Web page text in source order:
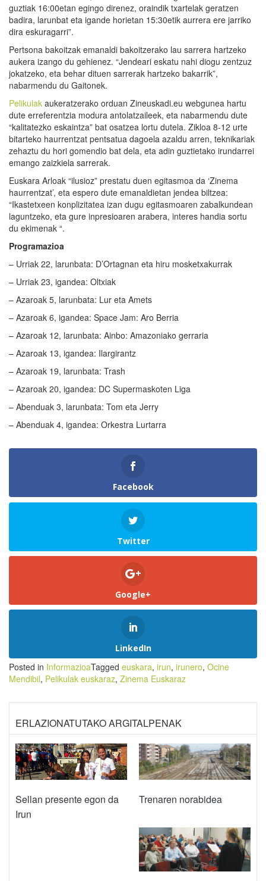
guztiak 16:00etan egingo direnez, oraindik txartelak geratzen
badira, larunbat eta igande horietan 15:30etik aurrera ere jarriko
dira eskuragarri”.
Pertsona bakoitzak emanaldi bakoitzerako lau sarrera hartzeko
aukera izango du gehienez. “Jendeari eskatu nahi diogu zentzuz
jokatzeko, eta behar dituen sarrerak hartzeko bakarrik”,
nabarmendu du Gaitonek.
Pelikulak aukeratzerako orduan Zineuskadi.eu webgunea hartu
dute erreferentzia modura antolatzaileek, eta nabarmendu dute
“kalitatezko eskaintza” bat osatzea lortu dutela. Zikloa 8-12 urte
bitarteko haurrentzat pentsatua dagoela azaldu arren, teknikariak
zehaztu du hori gomendio bat dela, eta adin guztietako irundarrei
emango zaizkiela sarrerak.
Euskara Arloak “ilusioz” prestatu duen egitasmoa da ‘Zinema
haurrentzat’, eta espero dute emanaldietan jendea biltzea:
“Ikastetxeen konplizitatea izan dugu egitasmoaren zabalkundean
laguntzeko, eta gure inpresioaren arabera, interes handia sortu
du ekimenak “.
Programazioa
– Urriak 22, larunbata: D’Ortagnan eta hiru mosketxakurrak
– Urriak 23, igandea: Oltxiak
– Azaroak 5, larunbata: Lur eta Amets
– Azaroak 6, igandea: Space Jam: Aro Berria
– Azaroak 12, larunbata: Ainbo: Amazoniako gerraria
– Azaroak 13, igandea: Ilargirantz
– Azaroak 19, larunbata: Trash
– Azaroak 20, igandea: DC Supermaskoten Liga
– Abenduak 3, larunbata: Tom eta Jerry
– Abenduak 4, igandea: Orkestra Lurtarra
Facebook
Twitter
Google+
LinkedIn
Posted in InformazioaTagged euskara, irun, irunero, Ocine
Mendibil, Pelikulak euskaraz, Zinema Euskaraz
ERLAZIONATUTAKO ARGITALPENAK
Sellan presente egon da
Irun
Trenaren norabidea